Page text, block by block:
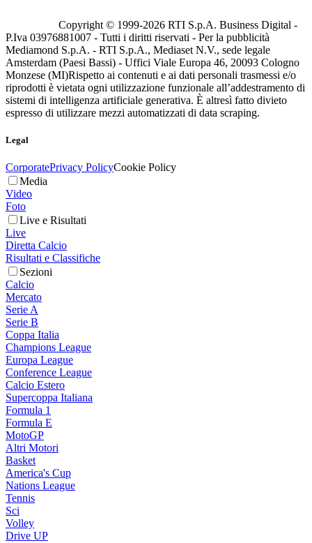
Copyright © 1999-2026 RTI S.p.A. Business Digital -
P.Iva 03976881007 - Tutti i diritti riservati - Per la pubblicità
Mediamond S.p.A. - RTI S.p.A., Mediaset N.V., sede legale
Amsterdam (Paesi Bassi) - Uffici Viale Europa 46, 20093 Cologno
Monzese (MI)Rispetto ai contenuti e ai dati personali trasmessi e/o
riprodotti è vietata ogni utilizzazione funzionale all’addestramento di
sistemi di intelligenza artificiale generativa. È altresì fatto divieto
espresso di utilizzare mezzi automatizzati di data scraping.
Legal
CorporatePrivacy PolicyCookie Policy
Media
Video
Foto
Live e Risultati
Live
Diretta Calcio
Risultati e Classifiche
Sezioni
Calcio
Mercato
Serie A
Serie B
Coppa Italia
Champions League
Europa League
Conference League
Calcio Estero
Supercoppa Italiana
Formula 1
Formula E
MotoGP
Altri Motori
Basket
America's Cup
Nations League
Tennis
Sci
Volley
Drive UP